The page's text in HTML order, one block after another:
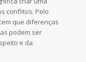
conflitos. Pelo
que diferenças
podem ser
e da